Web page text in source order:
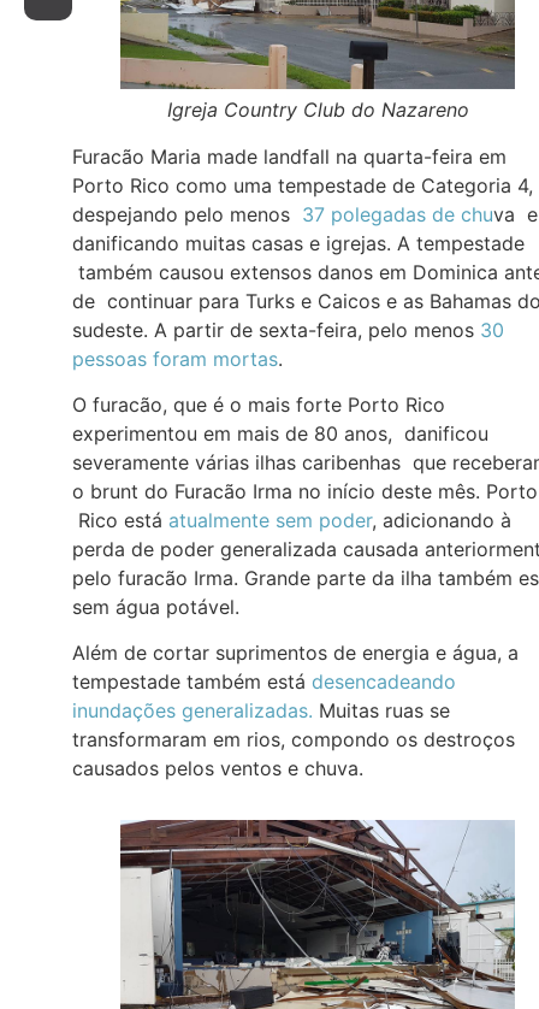
Igreja Country Club do Nazareno
Furacão Maria made landfall na quarta-feira em
Porto Rico como uma tempestade de Categoria 4,
despejando pelo menos 37 polegadas de chuva e
danificando muitas casas e igrejas. A tempestade
também causou extensos danos em Dominica
de continuar para Turks e Caicos e as Bahamas
sudeste. A partir de sexta-feira, pelo menos 30
pessoas foram mortas.
O furacão, que é o mais forte Porto Rico
experimentou em mais de 80 anos, danificou
severamente várias ilhas caribenhas que
o brunt do Furacão Irma no início deste mês. Porto
Rico está atualmente sem poder, adicionando à
perda de poder generalizada causada
pelo furacão Irma. Grande parte da ilha também
sem água potável.
Além de cortar suprimentos de energia e água, a
tempestade também está desencadeando
inundações generalizadas. Muitas ruas se
transformaram em rios, compondo os destroços
causados pelos ventos e chuva.